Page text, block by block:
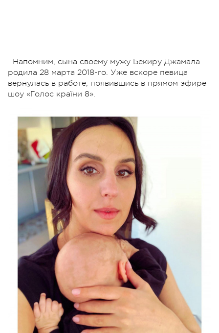
Напомним, сына своему мужу Бекиру Джамала
родила 28 марта 2018-го. Уже вскоре певица
вернулась в работе, появившись в прямом эфире
шоу «Голос країни 8».